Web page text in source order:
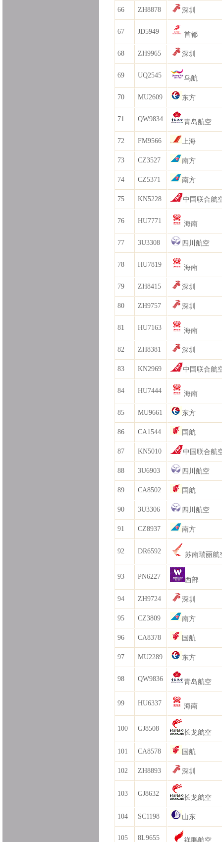
66 ZH8878 深圳
67 JD5949 首都
68 ZH9965 深圳
69 UQ2545 乌航
70 MU2609 东方
71 QW9834 青岛航空
72 FM9566 上海
73 CZ3527 南方
74 CZ5371 南方
75 KN5228 中国联合航
76 HU7771 海南
77 3U3308 四川航空
78 HU7819 海南
79 ZH8415 深圳
80 ZH9757 深圳
81 HU7163 海南
82 ZH8381 深圳
83 KN2969 中国联合航
84 HU7444 海南
85 MU9661 东方
86 CA1544 国航
87 KN5010 中国联合航
88 3U6903 四川航空
89 CA8502 国航
90 3U3306 四川航空
91 CZ8937 南方
92 DR6592 苏南瑞丽航
93 PN6227 西部
94 ZH9724 深圳
95 CZ3809 南方
96 CA8378 国航
97 MU2289 东方
98 QW9836 青岛航空
99 HU6337 海南
100 GJ8508
长龙航空
101 CA8578 国航
102 ZH8893 深圳
103 GJ8632
长龙航空
104 SC1198 山东
105 8L9655 祥鹏航空